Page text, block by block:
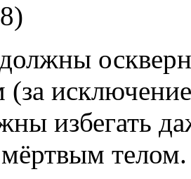
(за
избегать
телом.